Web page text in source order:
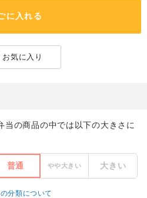
に入れる
お気に入り
当の商品の中では以下の大きさに
普通 やや大きい 大きい
分類について